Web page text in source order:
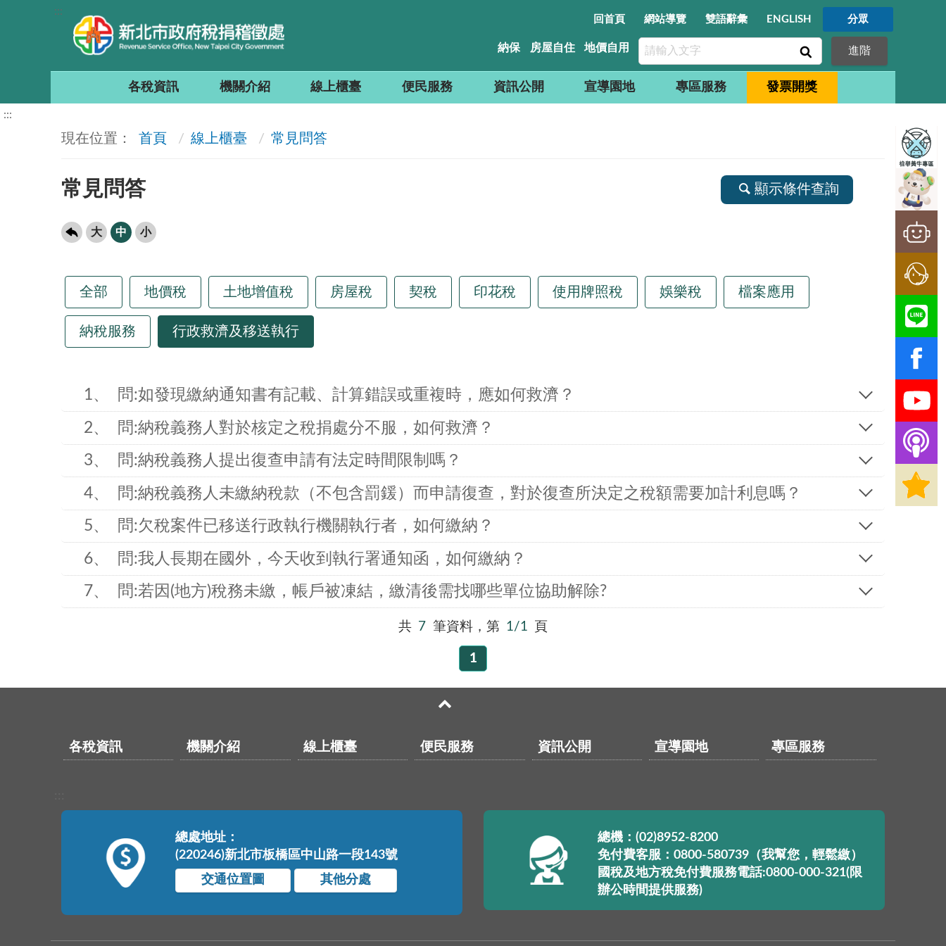
回首頁 網站導覽 雙語辭彙 ENGLISH 分眾
:::
納保 房屋自住 地價自用 進階
各稅資訊 機關介紹 線上櫃臺 便民服務 資訊公開 宣導園地 專區服務 發票開獎
:::
首頁 線上櫃臺 常見問答
常見問答
大 中 小
顯示條件查詢
全部 地價稅 土地增值稅 房屋稅 契稅 印花稅 使用牌照稅 娛樂稅 檔案應用
納稅服務 行政救濟及移送執行
1 問:如發現繳納通知書有記載、計算錯誤或重複時，應如何救濟？
2 問:納稅義務人對於核定之稅捐處分不服，如何救濟？
3 問:納稅義務人提出復查申請有法定時間限制嗎？
4 問:納稅義務人未繳納稅款（不包含罰鍰）而申請復查，對於復查所決定之稅額需要加計利息嗎？
5 問:欠稅案件已移送行政執行機關執行者，如何繳納？
6 問:我人長期在國外，今天收到執行署通知函，如何繳納？
7 問:若因(地方)稅務未繳，帳戶被凍結，繳清後需找哪些單位協助解除?
共 7 筆資料，第 1/1 頁
1
各稅資訊 機關介紹 線上櫃臺 便民服務 資訊公開 宣導園地 專區服務
總處地址：
(220246)新北市板橋區中山路一段143號
交通位置圖
其他分處
總機：(02)8952-8200
免付費客服：0800-580739（我幫您，輕鬆繳）
國稅及地方稅免付費服務電話:0800-000-321(限
辦公時間提供服務)